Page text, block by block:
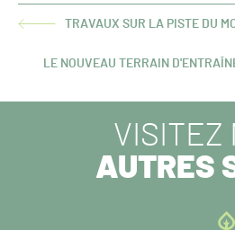
ARTICLE TRAVAUX SUR LA PISTE DU
ARTICLE
LE NOUVEAU TERRAIN
VISITEZ
AUTRES